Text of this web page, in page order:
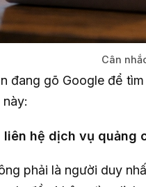
Cân
đang gõ Google để
liên hệ dịch vụ quảng
phải là người duy